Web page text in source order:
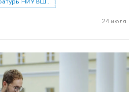
24 июля